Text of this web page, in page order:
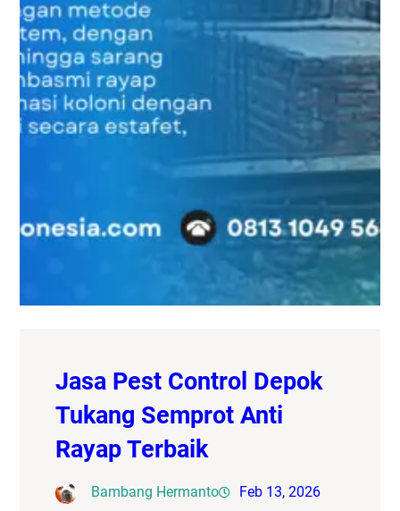
Jasa Pest Control Depok
Tukang Semprot Anti
Rayap Terbaik
Bambang Hermanto Feb 13, 2026